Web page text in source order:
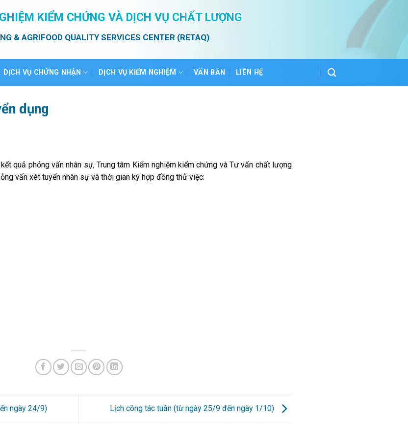
KIỂM CHỨNG VÀ DỊCH VỤ CHẤT LƯỢNG
& AGRIFOOD QUALITY SERVICES CENTER (RETAQ)
DỊCH VỤ CHỨNG NHẬN DỊCH VỤ KIỂM NGHIỆM VĂN BẢN LIÊN HỆ
dụng
quả phỏng vấn nhân sự, Trung tâm Kiểm nghiệm kiểm chứng và Tư vấn chất lượng
vấn xét tuyển nhân sự và thời gian ký hợp đồng thử việc:
ngày 24/9) Lịch công tác tuần (từ ngày 25/9 đến ngày 1/10)